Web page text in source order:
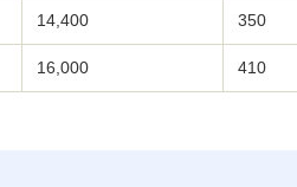
14,400 350
16,000 410